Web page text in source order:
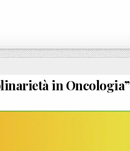
in Oncologia”